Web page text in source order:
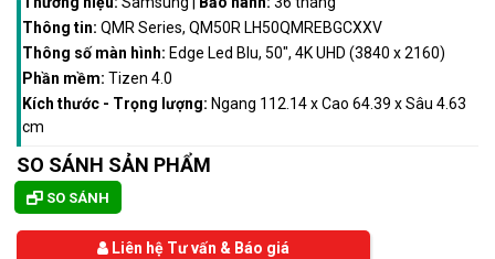
Thông tin: QMR Series, QM50R LH50QMREBGCXXV
Thông số màn hình: Edge Led Blu, 50", 4K UHD (3840 x 2160)
Phần mềm: Tizen 4.0
Kích thước - Trọng lượng: Ngang 112.14 x Cao 64.39 x Sâu 4.63
cm
SO SÁNH SẢN PHẨM
SO SÁNH
Liên hệ Tư vấn & Báo giá